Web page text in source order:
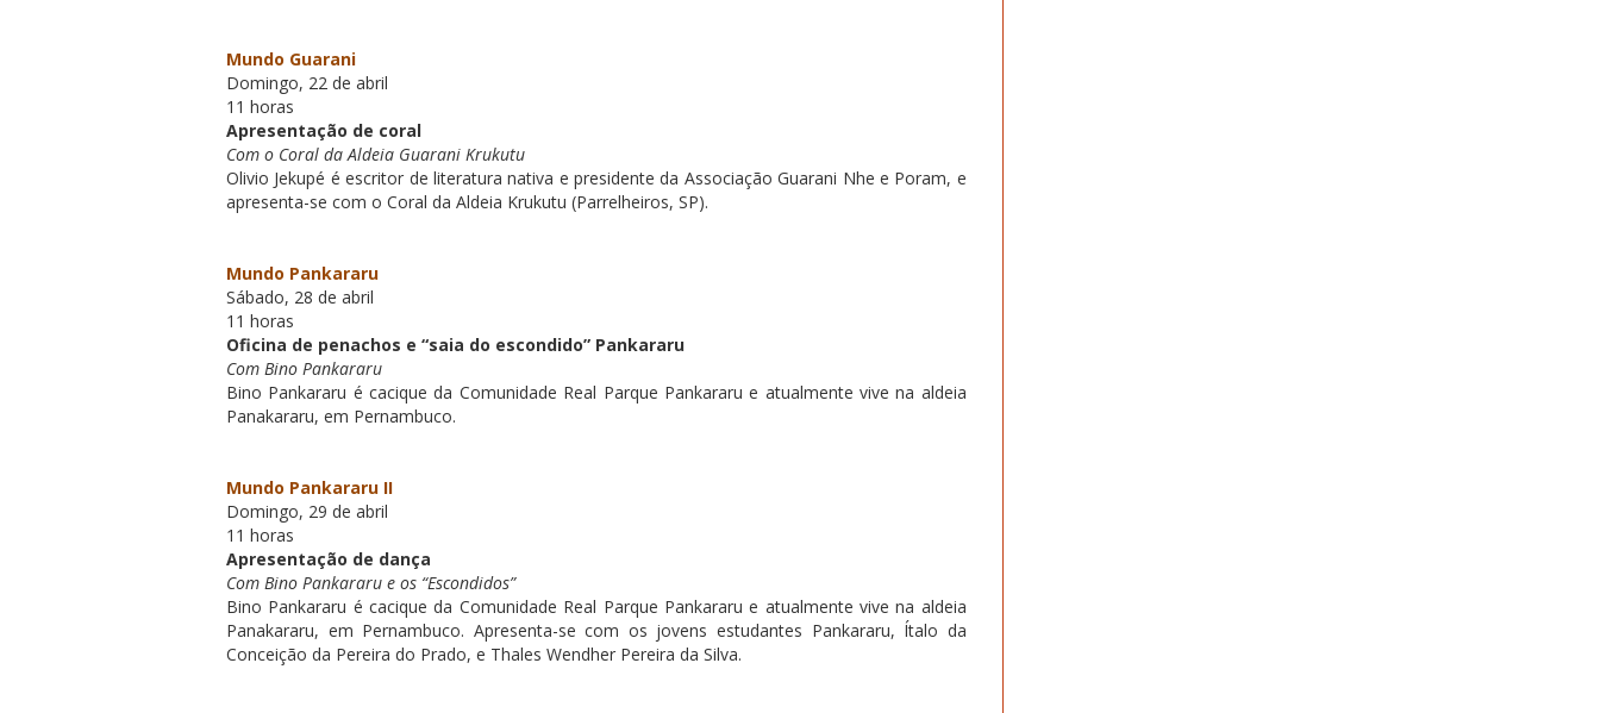
Mundo Guarani
Domingo, 22 de abril
11 horas
Apresentação de coral
Com o Coral da Aldeia Guarani Krukutu
Olivio Jekupé é escritor de literatura nativa e presidente da Associação Guarani Nhe e Poram, e
apresenta-se com o Coral da Aldeia Krukutu (Parrelheiros, SP).
Mundo Pankararu
Sábado, 28 de abril
11 horas
Oficina de penachos e “saia do escondido” Pankararu
Com Bino Pankararu
Bino Pankararu é cacique da Comunidade Real Parque Pankararu e atualmente vive na aldeia
Panakararu, em Pernambuco.
Mundo Pankararu II
Domingo, 29 de abril
11 horas
Apresentação de dança
Com Bino Pankararu e os “Escondidos”
Bino Pankararu é cacique da Comunidade Real Parque Pankararu e atualmente vive na aldeia
Panakararu, em Pernambuco. Apresenta-se com os jovens estudantes Pankararu, Ítalo da
Conceição da Pereira do Prado, e Thales Wendher Pereira da Silva.